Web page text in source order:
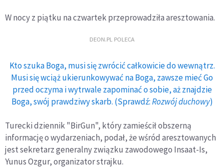
W nocy z piątku na czwartek przeprowadziła aresztowania.
DEON.PL POLECA
Kto szuka Boga, musi się zwrócić całkowicie do wewnątrz.
Musi się wciąż ukierunkowywać na Boga, zawsze mieć Go
przed oczyma i wytrwale zapominać o sobie, aż znajdzie
Boga, swój prawdziwy skarb. (Sprawdź:Rozwój duchowy)
Turecki dziennik "BirGun", który zamieścił obszerną
informację o wydarzeniach, podał, że wśród aresztowanych
jest sekretarz generalny związku zawodowego Insaat-Is,
Yunus Ozgur, organizator strajku.